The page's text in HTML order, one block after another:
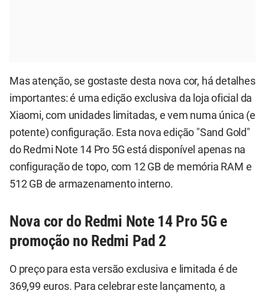
Mas atenção, se gostaste desta nova cor, há detalhes
importantes: é uma edição exclusiva da loja oficial da
Xiaomi, com unidades limitadas, e vem numa única (e
potente) configuração. Esta nova edição "Sand Gold"
do Redmi Note 14 Pro 5G está disponível apenas na
configuração de topo, com 12 GB de memória RAM e
512 GB de armazenamento interno.
Nova cor do Redmi Note 14 Pro 5G e
promoção no Redmi Pad 2
O preço para esta versão exclusiva e limitada é de
369,99 euros. Para celebrar este lançamento, a